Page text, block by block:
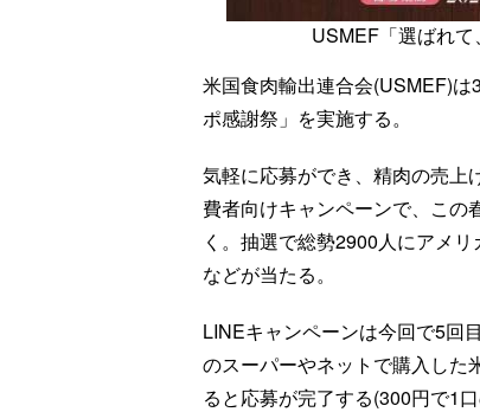
USMEF「選ばれ
米国食肉輸出連合会(USMEF)
ポ感謝祭」を実施する。
気軽に応募ができ、精肉の売上
費者向けキャンペーンで、この
く。抽選で総勢2900人にアメ
などが当たる。
LINEキャンペーンは今回で5回
のスーパーやネットで購入した
ると応募が完了する(300円で1口